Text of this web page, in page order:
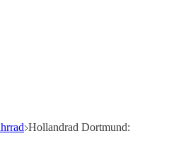
Hollandrad Dortmund: